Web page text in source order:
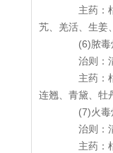
主药：枯
艽、羌活、生姜
(6)脓毒炽
治则：清
主药：枯
连翘、青黛、牡
(7)火毒炽
治则：清
主药：枯